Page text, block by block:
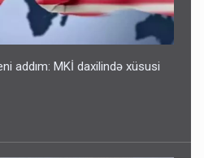
addım: MKİ daxilində xüsusi